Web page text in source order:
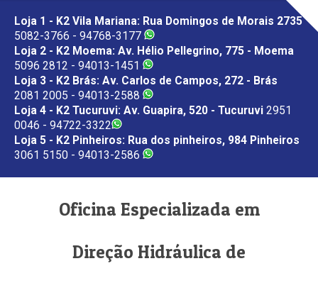
Loja 1 - K2 Vila Mariana: Rua Domingos de Morais 2735
5082-3766 - 94768-3177
Loja 2 - K2 Moema: Av. Hélio Pellegrino, 775 - Moema
5096 2812 - 94013-1451
Loja 3 - K2 Brás: Av. Carlos de Campos, 272 - Brás
2081 2005 - 94013-2588
Loja 4 - K2 Tucuruvi: Av. Guapira, 520 - Tucuruvi 2951
0046 - 94722-3322
Loja 5 - K2 Pinheiros: Rua dos pinheiros, 984 Pinheiros
3061 5150 - 94013-2586
Oficina Especializada em
Direção Hidráulica de